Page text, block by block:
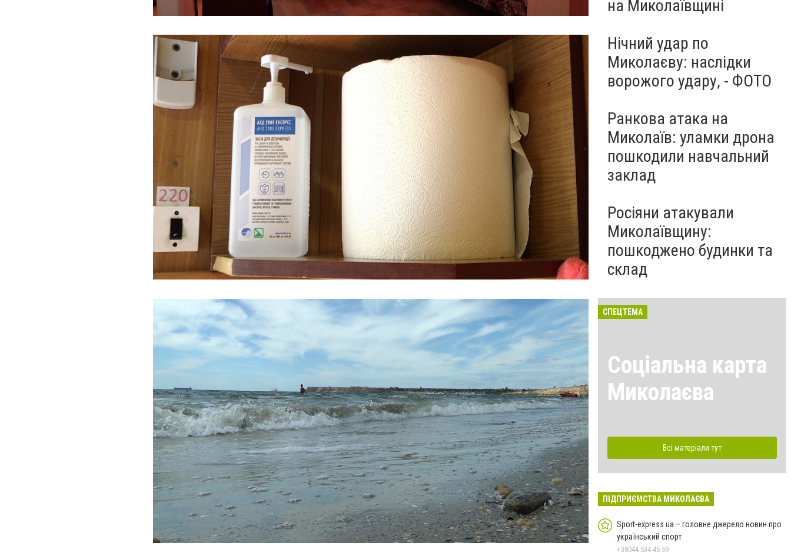
на Миколаївщині
Нічний удар по
Миколаєву: наслідки
ворожого удару, - ФОТО
Ранкова атака на
Миколаїв: уламки дрона
пошкодили навчальний
заклад
Росіяни атакували
Миколаївщину:
пошкоджено будинки та
склад
СПЕЦТЕМА
Соціальна карта
Миколаєва
Всі матеріали тут
ПІДПРИЄМСТВА МИКОЛАЄВА
Sport-express.ua – головне джерело новин про
український спорт
+38044 534 45 59